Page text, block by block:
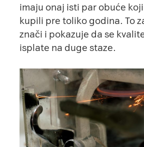
imaju onaj isti par obuće
kupili pre toliko godina. To
znači i pokazuje da se
isplate na duge staze.